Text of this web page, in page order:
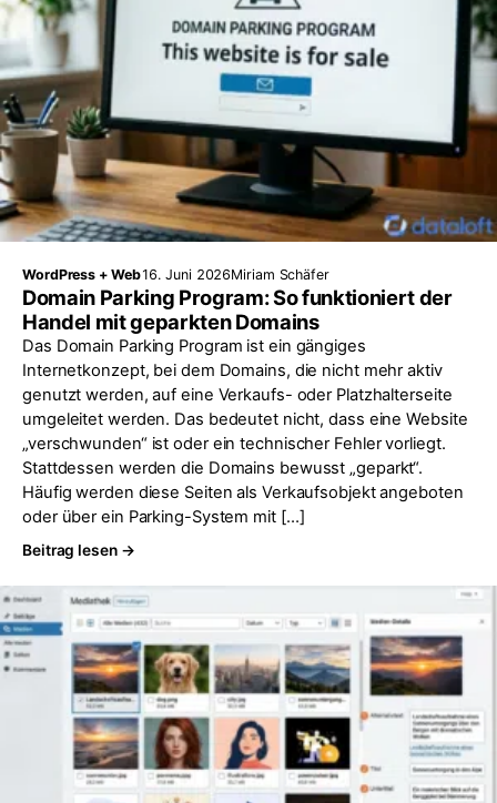
WordPress + Web16. Juni 2026Miriam Schäfer
Domain Parking Program: So funktioniert der
Handel mit geparkten Domains
Das Domain Parking Program ist ein gängiges
Internetkonzept, bei dem Domains, die nicht mehr aktiv
genutzt werden, auf eine Verkaufs- oder Platzhalterseite
umgeleitet werden. Das bedeutet nicht, dass eine Website
„verschwunden“ ist oder ein technischer Fehler vorliegt.
Stattdessen werden die Domains bewusst „geparkt“.
Häufig werden diese Seiten als Verkaufsobjekt angeboten
oder über ein Parking-System mit […]
Beitrag lesen →